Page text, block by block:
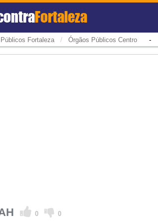
Fortaleza
Fortaleza / Órgãos Públicos Centro-
0 0